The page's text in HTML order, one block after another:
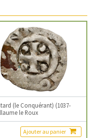
(le Conquérant) (1037-
le Roux
Ajouter au panier